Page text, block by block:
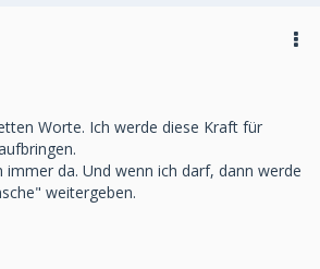
Worte. Ich werde diese Kraft für
immer da. Und wenn ich darf, dann werde
weitergeben.